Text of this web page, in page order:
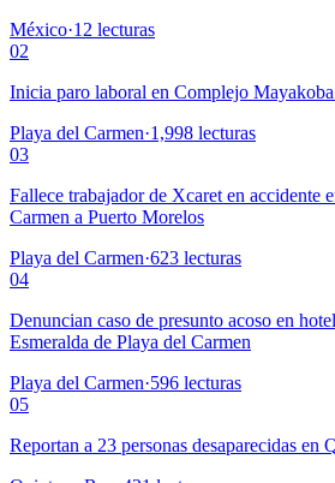
México·12 lecturas
02
Inicia paro laboral en Complejo
Playa del Carmen·1,998 lecturas
03
Fallece trabajador de Xcaret en accidente
Carmen a Puerto Morelos
Playa del Carmen·623 lecturas
04
Denuncian caso de presunto acoso en
Esmeralda de Playa del Carmen
Playa del Carmen·596 lecturas
05
Reportan a 23 personas desaparecidas en